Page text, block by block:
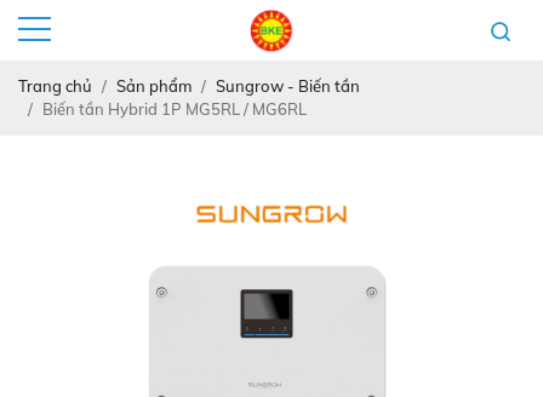
Trang chủ Sản phẩm
Sungrow - Biến tần
Biến tần Hybrid 1P MG5RL / MG6RL